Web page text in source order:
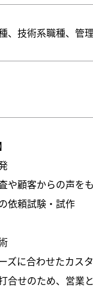
、技術系職種、管
や顧客からの声を
依頼試験・試作
ズに合わせたカス
合せのため、営業